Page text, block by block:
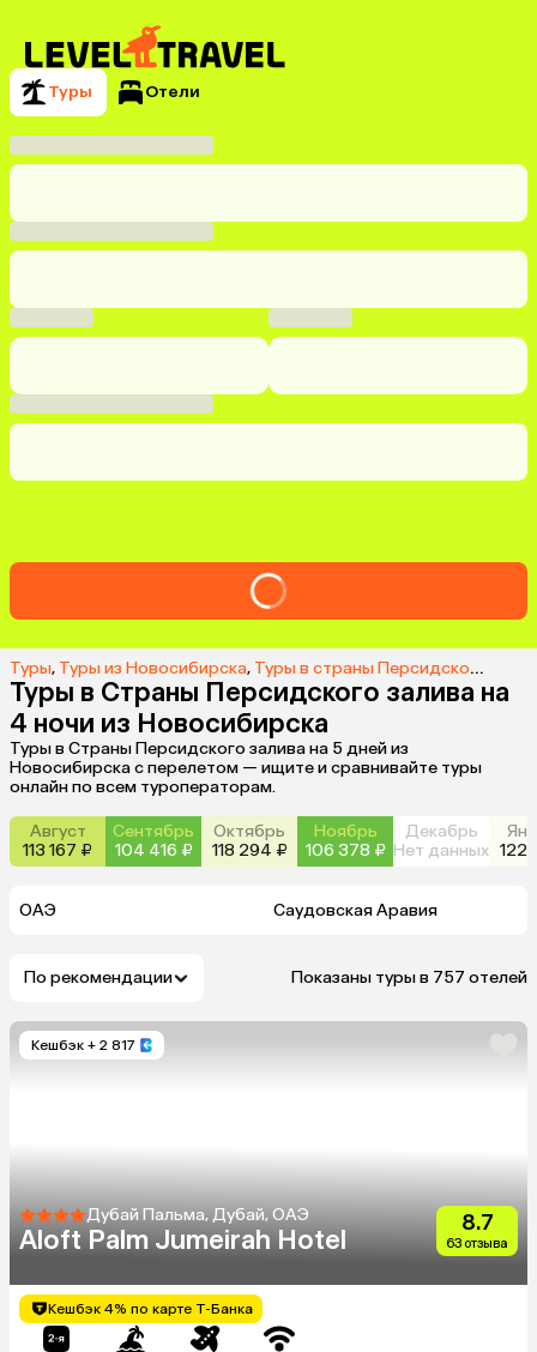
Туры Отели
Туры, Туры из Новосибирска, Туры в страны Персидского залива из Новосибирска
Туры в Страны Персидского залива на
4 ночи из Новосибирска
Туры в Страны Персидского залива на 5 дней из
Новосибирска с перелетом — ищите и сравнивайте туры
онлайн по всем туроператорам.
Август
113 167 ₽
Сентябрь
104 416 ₽
Октябрь
118 294 ₽
Ноябрь
106 378 ₽
Декабрь
Нет данных 122
ОАЭ Саудовская Аравия
По рекомендации Показаны туры в 757 отелей
Кешбэк + 2 817
Дубай Пальма, Дубай, ОАЭ
Aloft Palm Jumeirah Hotel
8.7
63 отзыва
Кешбэк 4% по карте Т-Банка